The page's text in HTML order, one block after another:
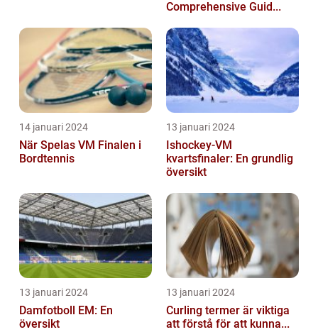
Comprehensive Guid...
14 januari 2024
När Spelas VM Finalen i
Bordtennis
13 januari 2024
Ishockey-VM
kvartsfinaler: En grundlig
översikt
13 januari 2024
Damfotboll EM: En
översikt
13 januari 2024
Curling termer är viktiga
att förstå för att kunna...